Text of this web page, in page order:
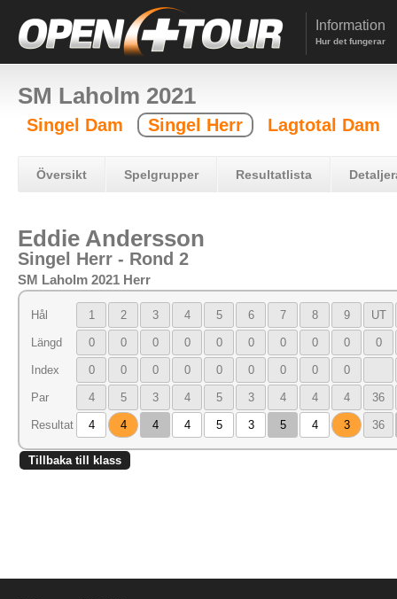
Information
Hur det fungerar
SM Laholm 2021
Singel Dam Singel Herr Lagtotal Dam
Översikt Spelgrupper Resultatlista
Eddie Andersson
Singel Herr - Rond 2
SM Laholm 2021 Herr
Hål 1 2 3 4 5 6 7 8 9 UT
Längd 0 0 0 0 0 0 0 0 0 0
Index 0 0 0 0 0 0 0 0 0
Par 4 5 3 4 5 3 4 4 4 36
Resultat 4 4 4 4 5 3 5 4 3 36
Tillbaka till klass